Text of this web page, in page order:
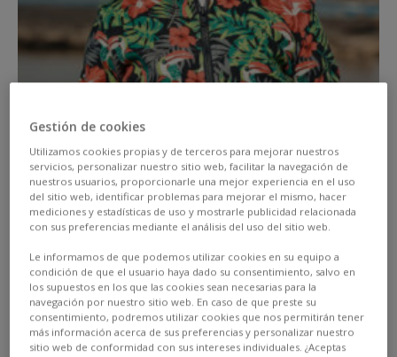
Il vantaggio migliore dell’estate?Tutti i colori sono
ammessi!L’estate è allegria, luce e colori,
innumerevoli colori! Sapevi che quest’estate i colori
pastello e quelli acidi sono i più gettonati? Certo,
abbinarli non è facile… Ecco perché, oggi, desideriamo
darti qualche consiglio per sfruttarli al massimo.
Gestión de cookies
Utilizamos cookies propias y de terceros para mejorar nuestros
servicios, personalizar nuestro sitio web, facilitar la navegación de
nuestros usuarios, proporcionarle una mejor experiencia en el uso
del sitio web, identificar problemas para mejorar el mismo, hacer
mediciones y estadísticas de uso y mostrarle publicidad relacionada
con sus preferencias mediante el análisis del uso del sitio web.
Le informamos de que podemos utilizar cookies en su equipo a
condición de que el usuario haya dado su consentimiento, salvo en
los supuestos en los que las cookies sean necesarias para la
navegación por nuestro sitio web. En caso de que preste su
consentimiento, podremos utilizar cookies que nos permitirán tener
más información acerca de sus preferencias y personalizar nuestro
sitio web de conformidad con sus intereses individuales. ¿Aceptas